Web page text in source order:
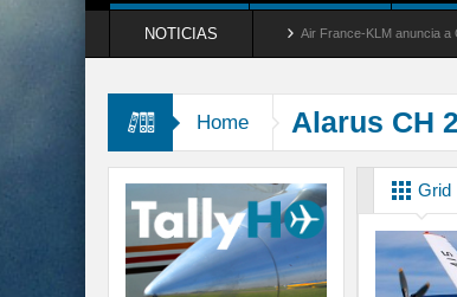
NOTICIAS
del servicio al C-2 Greyhound Air France-KLM anuncia a
Home Alarus CH
Grid